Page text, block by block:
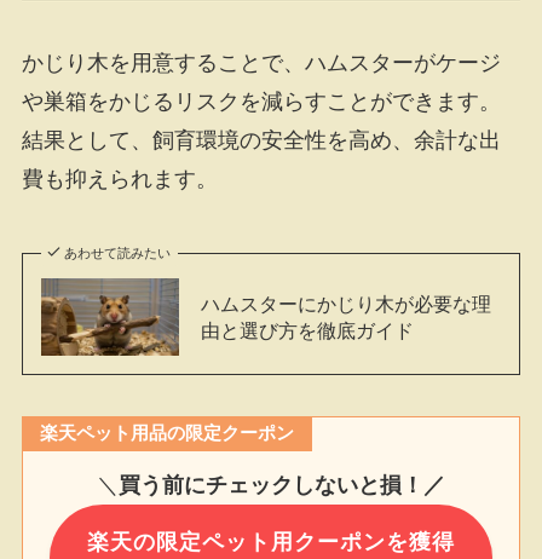
かじり木を用意することで、ハムスターがケージ
や巣箱をかじるリスクを減らすことができます。
結果として、飼育環境の安全性を高め、余計な出
費も抑えられます。
あわせて読みたい
ハムスターにかじり木が必要な理
由と選び方を徹底ガイド
楽天ペット用品の限定クーポン
＼ 買う前にチェックしないと損！／
楽天の限定ペット用クーポンを獲得